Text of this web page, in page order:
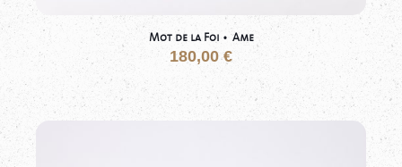
Mot de la Foi • Ame
180,00€